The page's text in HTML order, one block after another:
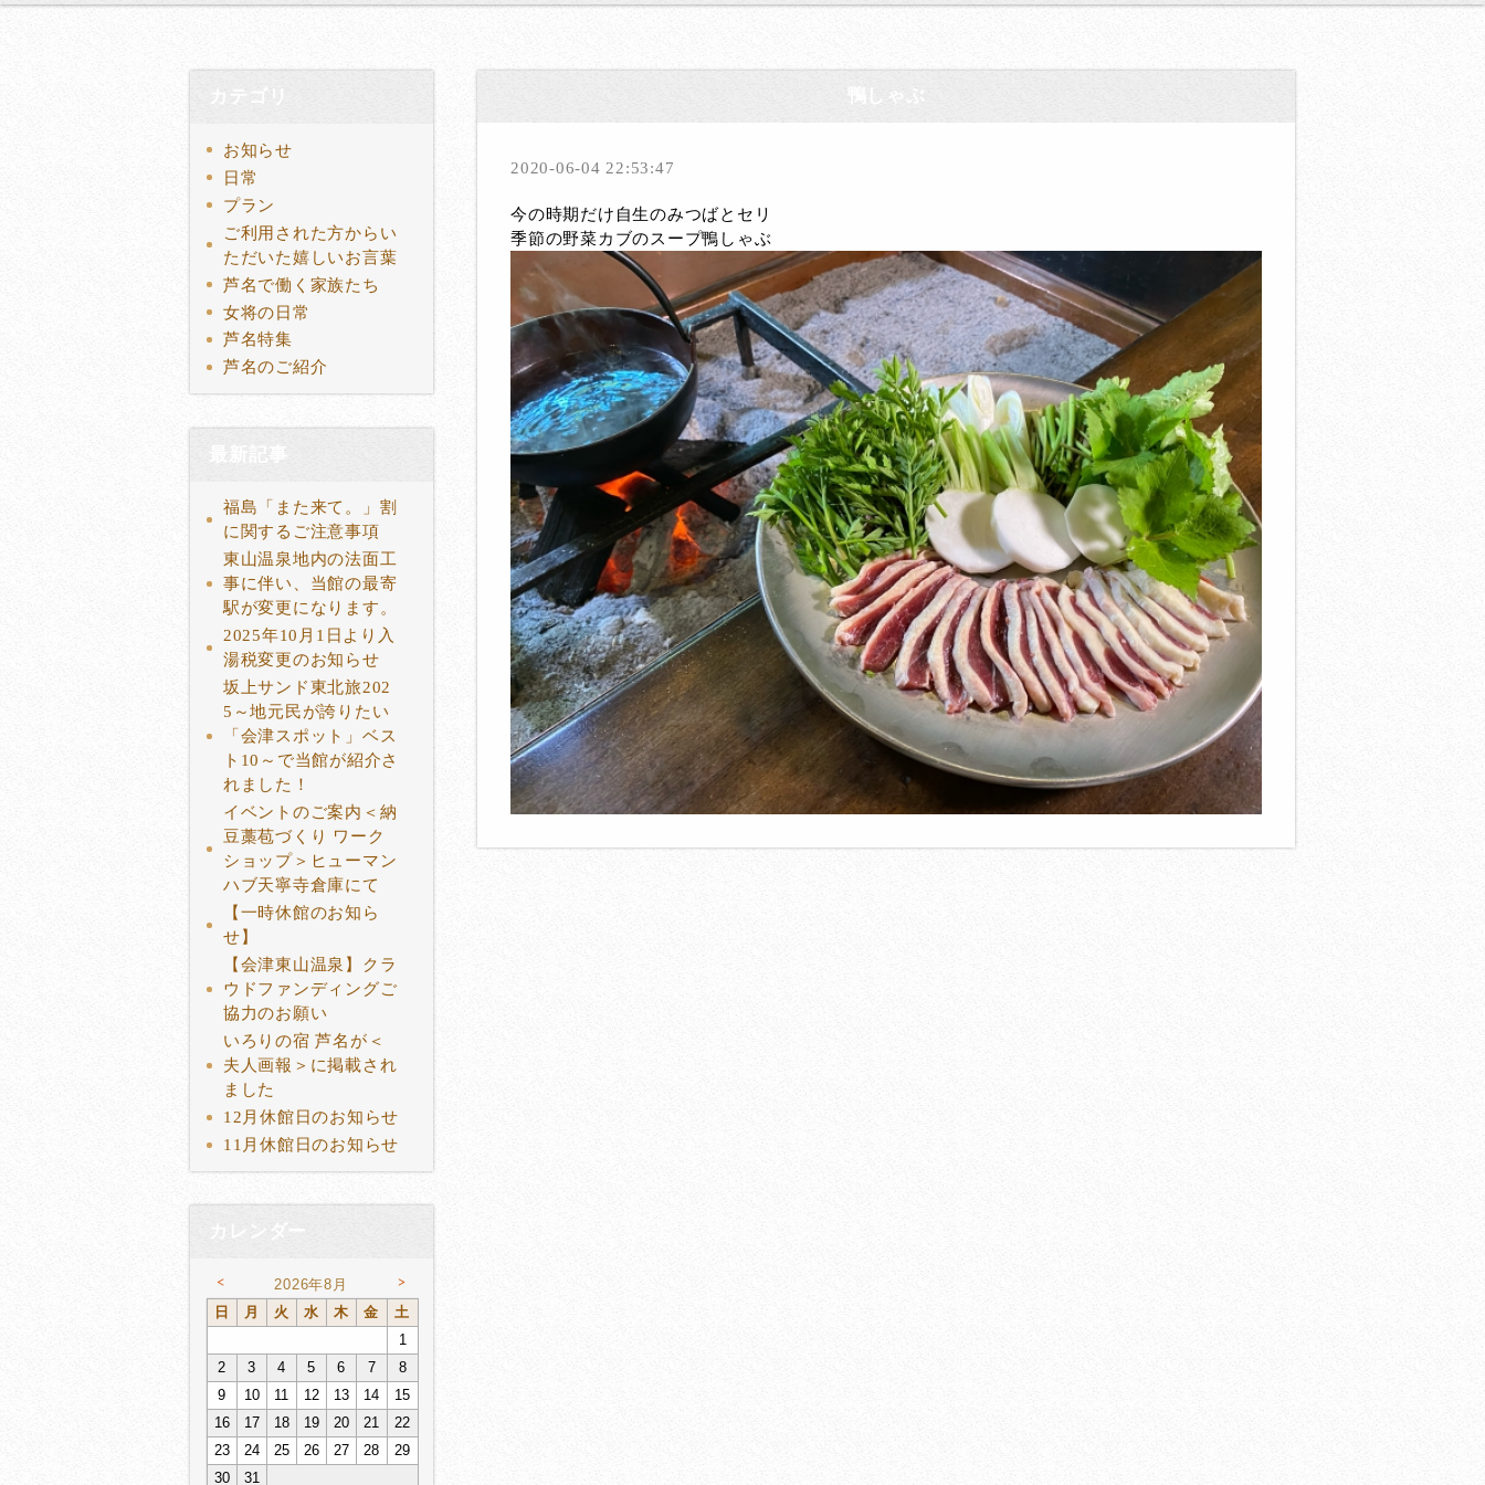
カテゴリ
お知らせ
日常
プラン
ご利用された方からい
ただいた嬉しいお言葉
芦名で働く家族たち
女将の日常
芦名特集
芦名のご紹介
最新記事
福島「また来て。」割
に関するご注意事項
東山温泉地内の法面工
事に伴い、当館の最寄
駅が変更になります。
2025年10月1日より入
湯税変更のお知らせ
坂上サンド東北旅202
5～地元民が誇りたい
「会津スポット」ベス
ト10～で当館が紹介さ
れました！
イベントのご案内＜納
豆藁苞づくり ワーク
ショップ＞ヒューマン
ハブ天寧寺倉庫にて
【一時休館のお知ら
せ】
【会津東山温泉】クラ
ウドファンディングご
協力のお願い
いろりの宿 芦名が＜
夫人画報＞に掲載され
ました
12月休館日のお知らせ
11月休館日のお知らせ
カレンダー
< 2026年8月 >
日 月 火 水 木 金
土
1
2
3 4 5 6 7
8
9
10 11 12 13 14
15
16
17 18 19 20 21
22
23
24 25 26 27 28
29
30
31
鴨しゃぶ
2020-06-04 22:53:47
今の時期だけ自生のみつばとセリ
季節の野菜カブのスープ鴨しゃぶ